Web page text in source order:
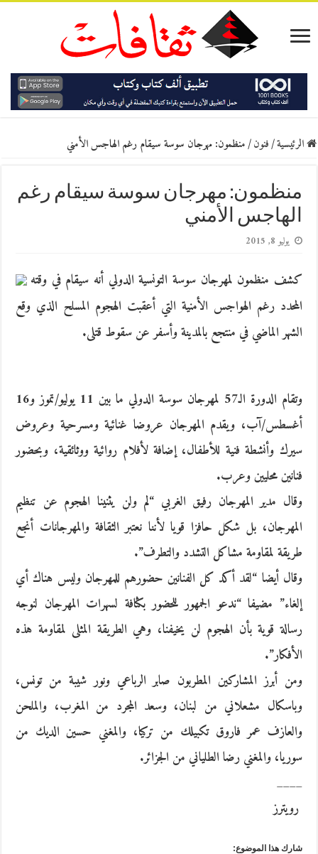
الرئيسية/فنون/منظمون: مهرجان سوسة سيقام رغم الهاجس الأمني
منظمون: مهرجان سوسة سيقام رغم
الهاجس الأمني
يوليو 8, 2015
كشف منظمون لمهرجان سوسة التونسية الدولي أنه سيقام في وقته
المحدد رغم الهواجس الأمنية التي أعقبت الهجوم المسلح الذي وقع
الشهر الماضي في منتجع بالمدينة وأسفر عن سقوط قتلى.
وتقام الدورة الـ57 لمهرجان سوسة الدولي ما بين 11 يوليو/تموز و16
أغسطس/آب، ويقدم المهرجان عروضا غنائية ومسرحية وعروض
سيرك وأنشطة فنية للأطفال، إضافة لأفلام روائية ووثائقية، وبحضور
فنانين محليين وعرب.
وقال مدير المهرجان رفيق الغربي “لم ولن يثنينا الهجوم عن تنظيم
المهرجان، بل شكل حافزا قويا لأننا نعتبر الثقافة والمهرجانات أنجع
طريقة لمقاومة مشاكل التشدد والتطرف”.
وقال أيضا “لقد أكد كل الفنانين حضورهم للمهرجان وليس هناك أي
إلغاء” مضيفا “ندعو الجمهور للحضور بكثافة لسهرات المهرجان لنوجه
رسالة قوية بأن الهجوم لن يخيفنا، وهي الطريقة المثلى لمقاومة هذه
الأفكار”.
ومن أبرز المشاركين المطربون صابر الرباعي ونور شيبة من تونس،
وباسكال مشعلاني من لبنان، وسعد المجرد من المغرب، والملحن
والعازف عمر فاروق تكبيلك من تركيا، والمغني حسين الديك من
سوريا، والمغني رضا الطلياني من الجزائر.
____
رويترز
شارك هذا الموضوع: